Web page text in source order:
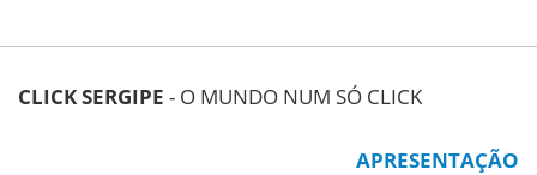
CLICK SERGIPE - O MUNDO NUM SÓ CLICK
APRESENTAÇÃO